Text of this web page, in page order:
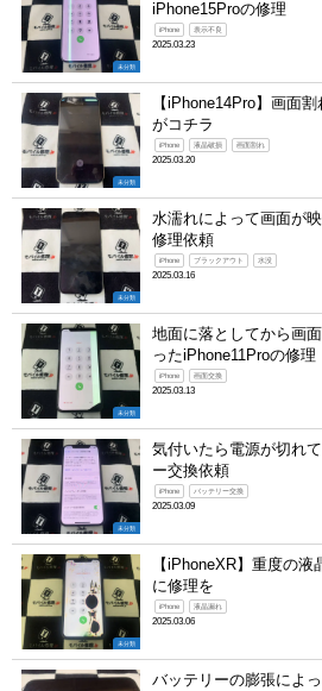
未分類
iPhone15Proの修理
iPhone 表示不良
2025.03.23
未分類
【iPhone14Pro】画面
がコチラ
iPhone 液晶破損 画面割れ
2025.03.20
未分類
水濡れによって画面が
修理依頼
iPhone ブラックアウト 水没
2025.03.16
未分類
地面に落としてから画
ったiPhone11Proの修理
iPhone 画面交換
2025.03.13
未分類
気付いたら電源が切れ
ー交換依頼
iPhone バッテリー交換
2025.03.09
未分類
【iPhoneXR】重度の
に修理を
iPhone 液晶漏れ
2025.03.06
バッテリーの膨張によ